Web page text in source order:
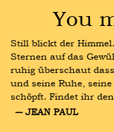
You
Still blickt der
Sternen auf das
ruhig überschaut
und seine Ruhe,
schöpft. Findet ihr
― JEAN PAUL